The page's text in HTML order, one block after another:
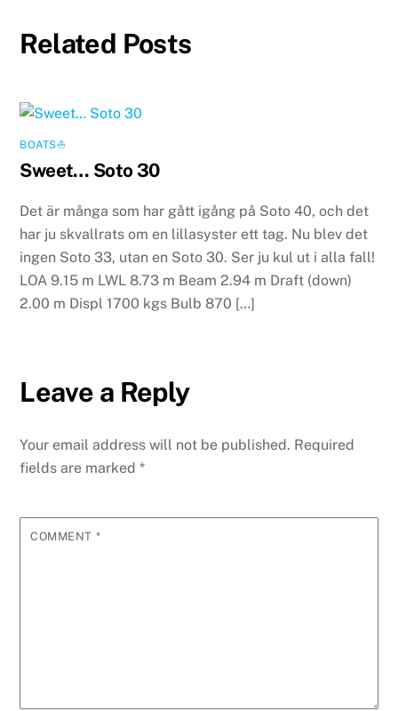
Related Posts
BOATS⛵️
Sweet… Soto 30
Det är många som har gått igång på Soto 40, och det
har ju skvallrats om en lillasyster ett tag. Nu blev det
ingen Soto 33, utan en Soto 30. Ser ju kul ut i alla fall!
LOA 9.15 m LWL 8.73 m Beam 2.94 m Draft (down)
2.00 m Displ 1700 kgs Bulb 870 […]
Leave a Reply
Your email address will not be published. Required
fields are marked*
COMMENT *